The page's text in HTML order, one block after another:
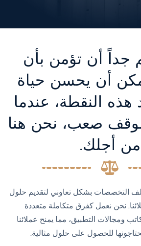
جداً أن تؤمن بأن
أن يحسن حياة
هذه النقطة، عندما
صعب، نحن هنا
من أجلك.
التخصصات بشكل تعاوني لتقديم حلول
نحن نعمل كفرق متكاملة متعددة
ومجالات التطبيق، مما يمنح عملائنا
للحصول على حلول مثالية.